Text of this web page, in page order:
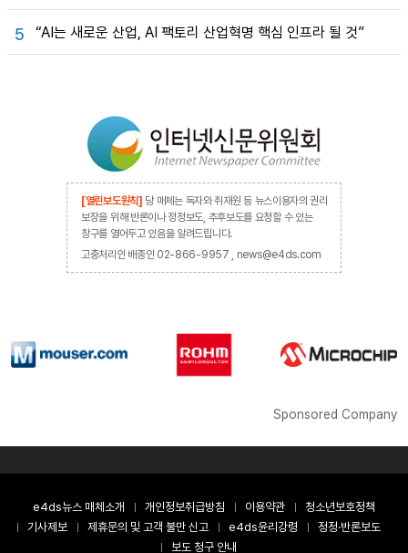
5 “AI는 새로운 산업, AI 팩토리 산업혁명 핵심 인프라 될 것”
[열린보도원칙] 당 매체는 독자와 취재원 등 뉴스이용자의 권리
보장을 위해 반론이나 정정보도, 추후보도를 요청할 수 있는
창구를 열어두고 있음을 알려드립니다.
고충처리인 배종인 02-866-9957 , news@e4ds.com
Sponsored Company
e4ds뉴스 매체소개 개인정보취급방침 이용약관
청소년보호정책
기사제보
제휴문의 및 고객 불만 신고 e4ds윤리강령
정정·반론보도
보도 청구 안내